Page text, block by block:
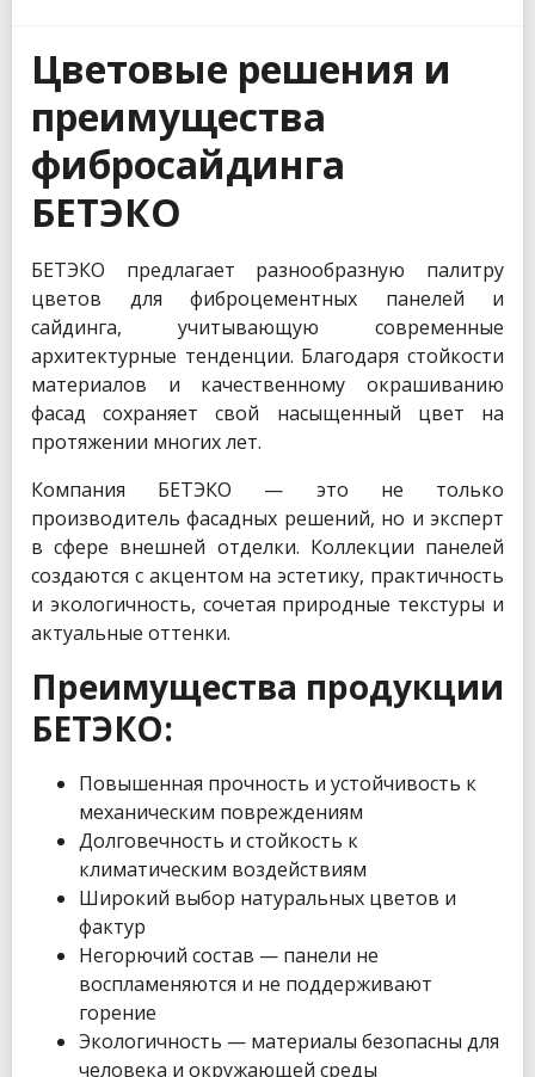
Цветовые решения и
преимущества
фибросайдинга
БЕТЭКО
БЕТЭКО предлагает разнообразную палитру
цветов для фиброцементных панелей и
сайдинга, учитывающую современные
архитектурные тенденции. Благодаря стойкости
материалов и качественному окрашиванию
фасад сохраняет свой насыщенный цвет на
протяжении многих лет.
Компания БЕТЭКО — это не только
производитель фасадных решений, но и эксперт
в сфере внешней отделки. Коллекции панелей
создаются с акцентом на эстетику, практичность
и экологичность, сочетая природные текстуры и
актуальные оттенки.
Преимущества продукции
БЕТЭКО:
Повышенная прочность и устойчивость к
механическим повреждениям
Долговечность и стойкость к
климатическим воздействиям
Широкий выбор натуральных цветов и
фактур
Негорючий состав — панели не
воспламеняются и не поддерживают
горение
Экологичность — материалы безопасны для
человека и окружающей среды